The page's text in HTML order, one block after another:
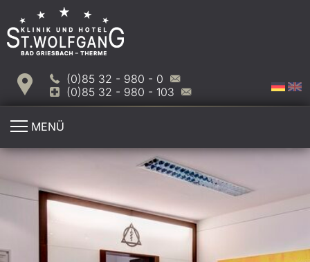
(0)85 32 - 980 - 0
(0)85 32 - 980 - 103
MENÜ